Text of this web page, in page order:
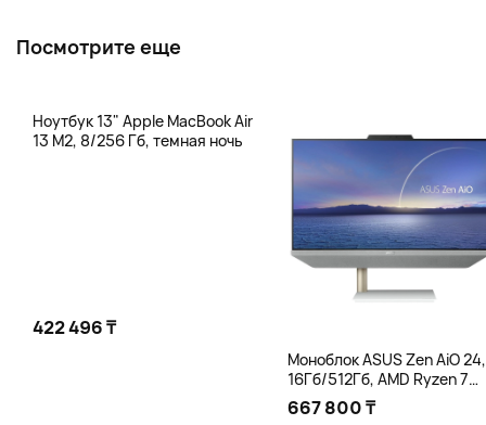
Посмотрите еще
Ноутбук 13" Apple MacBook Air
13 M2, 8/256 Гб, темная ночь
422 496 ₸
Моноблок ASUS Zen AiO 24,
16Гб/512Гб, AMD Ryzen 7
5825U, белый
667 800 ₸